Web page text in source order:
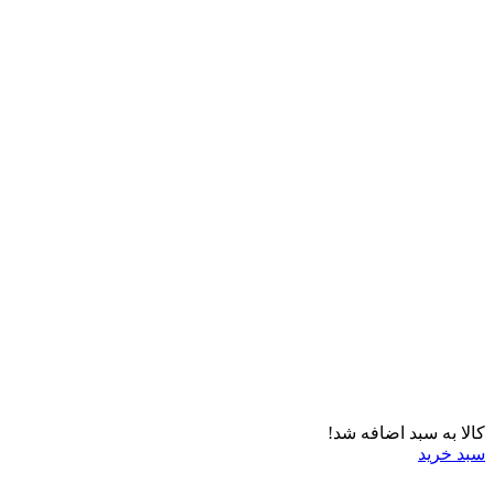
کالا به سبد اضافه شد!
سبد خرید